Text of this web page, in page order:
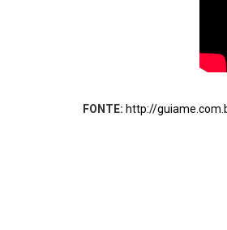
FONTE: http://